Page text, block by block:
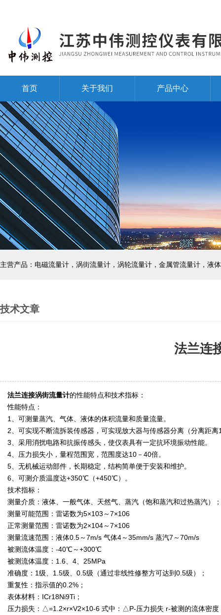
首页 关于我们 产品中心
主营产品：电磁流量计，涡街流量计，涡轮流量计，金属管流量计，液
技术文章
法兰连
法兰连接涡街流量计的性能特点和技术指标 ：
性能特点：
1、可测量蒸汽、气体、液体的体积流量和质量流量。
2、可实现不断流拆装传感器，可实现放大器与传感器分离（分离距
3、采用消扰电路和抗振传感头，使仪表具有一定抗环境振动性能。
4、压力损失小，量程范围宽，范围度达10－40倍。
5、无机械运动部件，长期稳定，结构简单便于安装和维护。
6、可测介质温度达+350℃（+450℃）。
技术指标：
测量介质：液体、一般气体、天然气、蒸汽（饱和蒸汽和过热蒸汽）
测量可能范围：雷诺数为5×103～7×106
正常测量范围：雷诺数为2×104～7×106
测量流速范围：液体0.5～7m/s 气体4～35mm/s 蒸汽7～70m/s
被测流体温度：-40℃～+300℃
被测流体温度：1.6、4、25MPa
准确度：1级、1.5级、0.5级（通过非线性修整方可达到0.5级）；
重复性：指示值的0.2%；
表体材料：ICr18Ni9Ti；
压力损失：△=1.2×r×V2×10-6 式中：△P-压力损失 r-被测的流体密